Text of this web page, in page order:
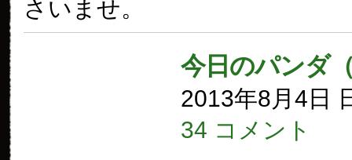
さいませ。
今日のパンダ
2013年8月4日
34 コメント